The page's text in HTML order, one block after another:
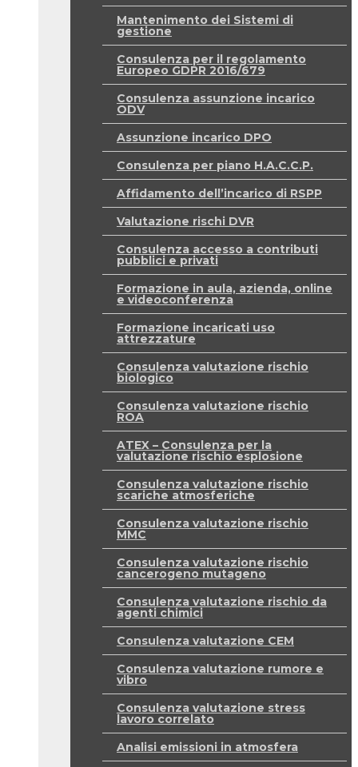
Mantenimento dei Sistemi di
gestione
Consulenza per il regolamento
Europeo GDPR 2016/679
Consulenza assunzione incarico
ODV
Assunzione incarico DPO
Consulenza per piano H.A.C.C.P.
Affidamento dell’incarico di RSPP
Valutazione rischi DVR
Consulenza accesso a contributi
pubblici e privati
Formazione in aula, azienda, online
e videoconferenza
Formazione incaricati uso
attrezzature
Consulenza valutazione rischio
biologico
Consulenza valutazione rischio
ROA
ATEX – Consulenza per la
valutazione rischio esplosione
Consulenza valutazione rischio
scariche atmosferiche
Consulenza valutazione rischio
MMC
Consulenza valutazione rischio
cancerogeno mutageno
Consulenza valutazione rischio da
agenti chimici
Consulenza valutazione CEM
Consulenza valutazione rumore e
vibro
Consulenza valutazione stress
lavoro correlato
Analisi emissioni in atmosfera